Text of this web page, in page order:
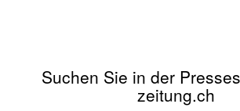
Suchen Sie in der
zeitung.ch